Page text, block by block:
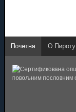
Почетна О Пироту